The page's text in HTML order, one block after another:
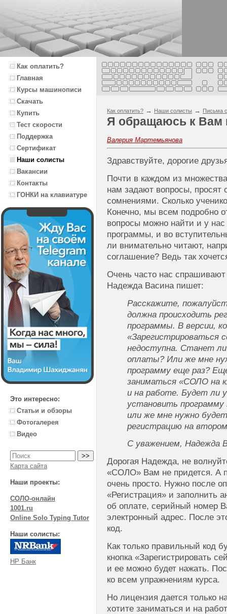
Как оплатить?
Главная
Курсы машинописи
Скачать
Купить
Тест скорости
Поддержка
Сертификат
Наши солисты
Вакансии
Контакты
ГОНКИ на клавиатуре
Это интересно:
Статьи и обзоры
Фотогалерея
Видео
Карта сайта
Наши проекты:
СОЛО-онлайн
1001.ru
Online Solo Typing Tutor
Наши солисты:
НР Банк
Как оплатить? → Наши солисты → Письма
Я обращаюсь к Вам
Валерия Мартемьянова
Здравствуйте, дорогие
Почти в каждом из
нам задают вопросы, просят
сомнениями. Сколько
Конечно, мы всем подробно
вопросы можно найти и у нас
программы, и во
ли внимательно читают,
соглашение? Ведь так
Очень часто нас
Надежда Васина пишет:
Расскажите,
должна происходить
программы. В версии,
«Зарегистрироваться
недоступна. Станет
оплаты? Или же мне
программу еще раз?
заниматься «СОЛО на
и на работе. Будет ли
установить
или же мне нужно
регистрацию на
С уважением, Надежда
Дорогая Надежда, не
«СОЛО» Вам не придется. А
очень просто. Нужно после
«Регистрация» и заполнить
об оплате, серийный номер
электронный адрес. После
код.
Как только правильный код
кнопка «Зарегистрировать
и ее можно будет нажать.
ко всем упражнениям курса.
Но лицензия дается только
хотите заниматься и на